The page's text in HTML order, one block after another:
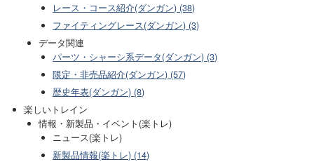
レース・コース紹介(ダンガン) (38)
ファイティングレース(ダンガン) (3)
データ関連
パーツ・シャーシ系データ(ダンガン) (3)
限定・非売品紹介(ダンガン) (57)
歴史年表(ダンガン) (8)
楽しいトレイン
情報・新製品・イベント(楽トレ)
ニュース(楽トレ)
新製品情報(楽トレ) (14)